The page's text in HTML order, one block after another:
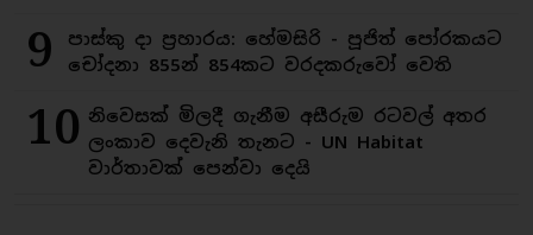
9
පාස්කු දා ප්‍රහාරය: හේමසිරි - පූජිත් පෝරකයට
චෝදනා 855න් 854කට වරදකරුවෝ වෙති
10 නිවෙසක් මිලදී ගැනීම අසීරුම රටවල් අතර
ලංකාව දෙවැනි තැනට - UN Habitat
වාර්තාවක් පෙන්වා දෙයි